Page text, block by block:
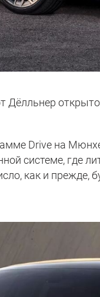
Дёлльнер
Drive на
системе, где
как и прежде,